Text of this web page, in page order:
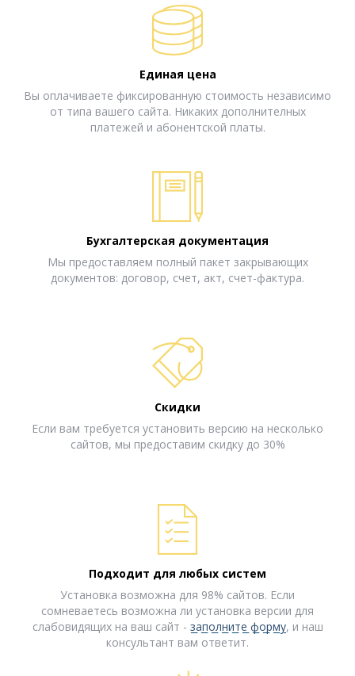
Единая цена
Вы оплачиваете фиксированную стоимость независимо
от типа вашего сайта. Никаких дополнителных
платежей и абонентской платы.
Бухгалтерская документация
Мы предоставляем полный пакет закрывающих
документов: договор, счет, акт, счет-фактура.
Скидки
Если вам требуется установить версию на несколько
сайтов, мы предоставим скидку до 30%
Подходит для любых систем
Установка возможна для 98% сайтов. Если
сомневаетесь возможна ли установка версии для
слабовидящих на ваш сайт - заполните форму, и наш
консультант вам ответит.